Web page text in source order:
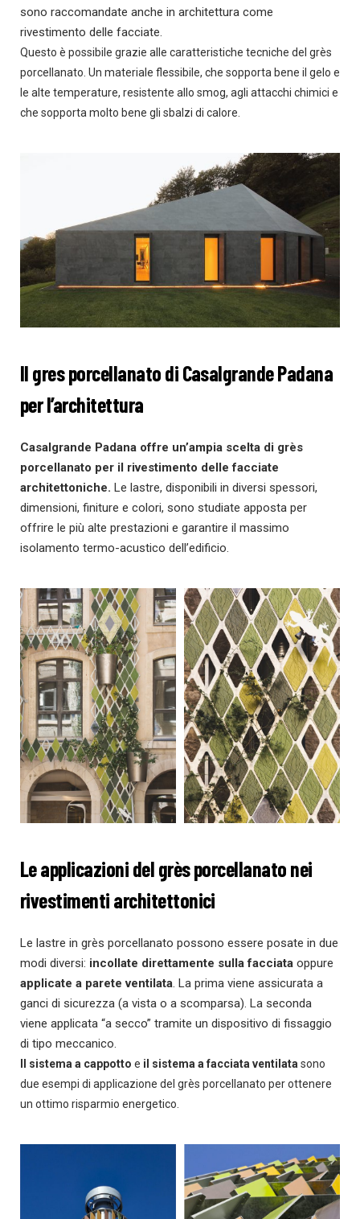
sono raccomandate anche in architettura come
rivestimento delle facciate.
Questo è possibile grazie alle caratteristiche tecniche del grès
porcellanato. Un materiale flessibile, che sopporta bene il gelo e
le alte temperature, resistente allo smog, agli attacchi chimici e
che sopporta molto bene gli sbalzi di calore.
Il gres porcellanato di Casalgrande Padana
per l’architettura
Casalgrande Padana offre un’ampia scelta di grès
porcellanato per il rivestimento delle facciate
architettoniche. Le lastre, disponibili in diversi spessori,
dimensioni, finiture e colori, sono studiate apposta per
offrire le più alte prestazioni e garantire il massimo
isolamento termo-acustico dell’edificio.
Le applicazioni del grès porcellanato nei
rivestimenti architettonici
Le lastre in grès porcellanato possono essere posate in due
modi diversi: incollate direttamente sulla facciata oppure
applicate a parete ventilata. La prima viene assicurata a
ganci di sicurezza (a vista o a scomparsa). La seconda
viene applicata “a secco” tramite un dispositivo di fissaggio
di tipo meccanico.
Il sistema a cappotto e il sistema a facciata ventilata sono
due esempi di applicazione del grès porcellanato per ottenere
un ottimo risparmio energetico.